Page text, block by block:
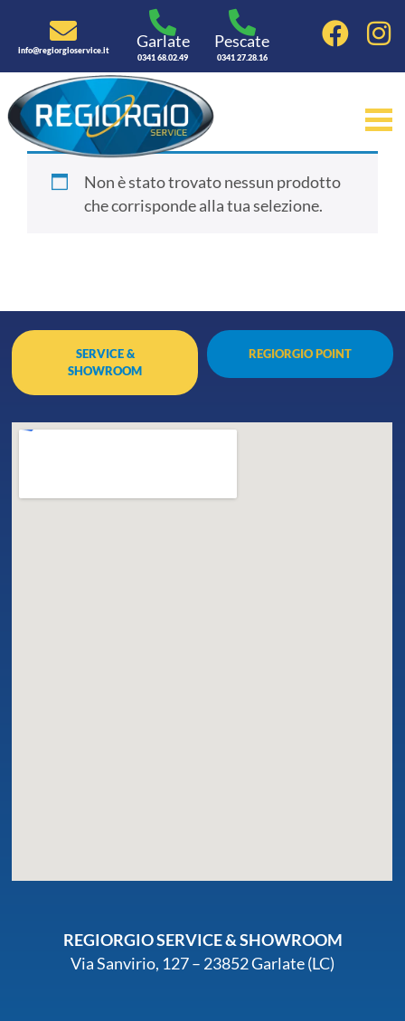
info@regiorgioservice.it Garlate
0341 68.02.49
Pescate
0341 27.28.16
Home/Marca / Sharp
Sharp
Non è stato trovato nessun prodotto
che corrisponde alla tua selezione.
SERVICE &
SHOWROOM
REGIORGIO POINT
REGIORGIO SERVICE & SHOWROOM
Via Sanvirio, 127 – 23852 Garlate (LC)